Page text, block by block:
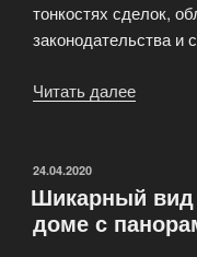
тонкостях сделок,
законодательства и
Читать далее
ОПУБЛИКОВАНО
24.04.2020
Шикарный вид
доме с